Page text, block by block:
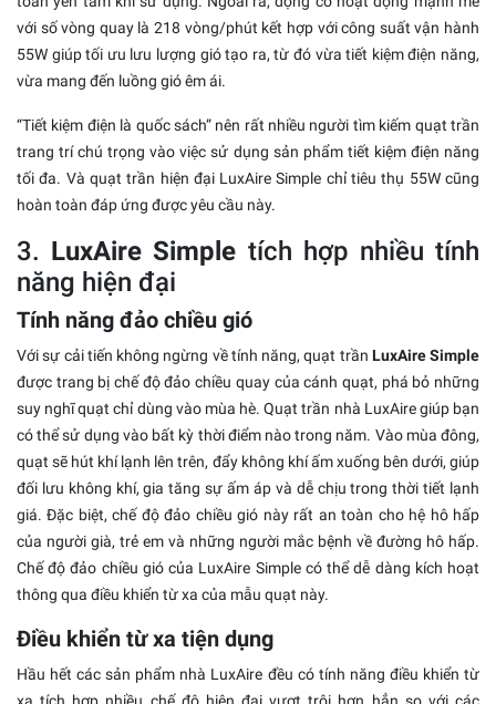
với số vòng quay là 218 vòng/phút kết hợp với công suất vận hành
55W giúp tối ưu lưu lượng gió tạo ra, từ đó vừa tiết kiệm điện năng,
vừa mang đến luồng gió êm ái.
“Tiết kiệm điện là quốc sách” nên rất nhiều người tìm kiếm quạt trần
trang trí chú trọng vào việc sử dụng sản phẩm tiết kiệm điện năng
tối đa. Và quạt trần hiện đại LuxAire Simple chỉ tiêu thụ 55W cũng
hoàn toàn đáp ứng được yêu cầu này.
3. LuxAire Simple tích hợp nhiều tính
năng hiện đại
Tính năng đảo chiều gió
Với sự cải tiến không ngừng về tính năng, quạt trần LuxAire Simple
được trang bị chế độ đảo chiều quay của cánh quạt, phá bỏ những
suy nghĩ quạt chỉ dùng vào mùa hè. Quạt trần nhà LuxAire giúp bạn
có thể sử dụng vào bất kỳ thời điểm nào trong năm. Vào mùa đông,
quạt sẽ hút khí lạnh lên trên, đẩy không khí ấm xuống bên dưới, giúp
đối lưu không khí, gia tăng sự ấm áp và dễ chịu trong thời tiết lạnh
giá. Đặc biệt, chế độ đảo chiều gió này rất an toàn cho hệ hô hấp
của người già, trẻ em và những người mắc bệnh về đường hô hấp.
Chế độ đảo chiều gió của LuxAire Simple có thể dễ dàng kích hoạt
thông qua điều khiển từ xa của mẫu quạt này.
Điều khiển từ xa tiện dụng
Hầu hết các sản phẩm nhà LuxAire đều có tính năng điều khiển từ